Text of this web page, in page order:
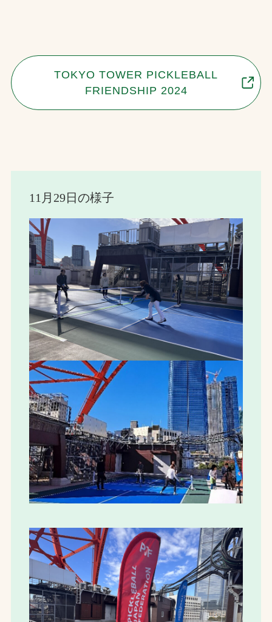
TOKYO TOWER PICKLEBALL
FRIENDSHIP 2024
11月29日の様子